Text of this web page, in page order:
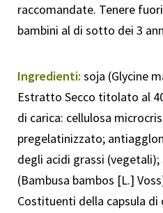
raccomandate. Tenere
bambini al di sotto dei 3
Ingredienti: soja (Glycine
Estratto Secco titolato al
di carica: cellulosa
pregelatinizzato;
degli acidi grassi
(Bambusa bambos [L.]
Costituenti della capsula di